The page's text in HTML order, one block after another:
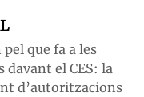
que fa a les
davant el CES: la
d’autoritzacions